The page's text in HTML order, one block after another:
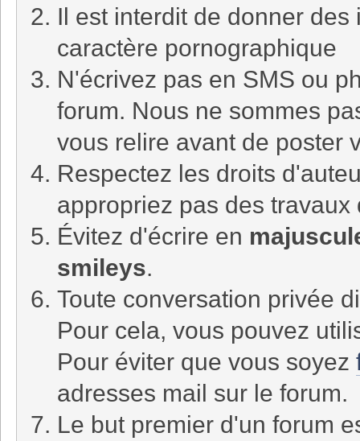
Il est interdit de donner
caractère pornographique
N'écrivez pas en SMS ou
forum. Nous ne sommes
vous relire avant de poster
Respectez les droits
appropriez pas des
Évitez d'écrire en
smileys.
Toute conversation privée
Pour cela, vous pouvez
Pour éviter que vous soyez
adresses mail sur le forum.
Le but premier d'un forum